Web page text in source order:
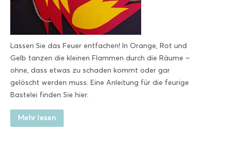
Lassen Sie das Feuer entfachen! In Orange, Rot und
Gelb tanzen die kleinen Flammen durch die Räume –
ohne, dass etwas zu schaden kommt oder gar
gelöscht werden muss. Eine Anleitung für die feurige
Bastelei finden Sie hier.
Mehr lesen